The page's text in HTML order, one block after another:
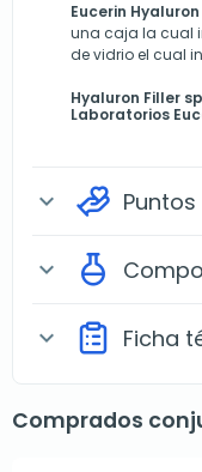
Eucerin Hyaluron
una caja la cual
de vidrio el cual
Hyaluron Filler
Laboratorios
expand_more
expand_more
expand_more Ficha
Comprados